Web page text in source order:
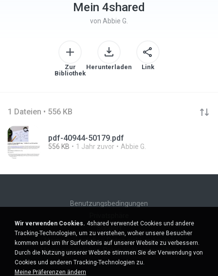
Mein 4shared
von Abbie G.
Zur
Bibliothek
Herunterladen Link
1 Dateien • 556 KB
pdf-40944-50179.pdf
556 KB 1 Jahr zuvor Abbie G.
Benutzungsbedingungen
Support
Meine persönlichen Daten nicht verkaufen
Meine persönlichen Daten nicht weitergeben
Wir verwenden Cookies. 4shared verwendet Cookies und andere
Tracking-Technologien, um zu verstehen, woher unsere Besucher
kommen und um Ihr Surferlebnis auf unserer Website zu verbessern.
Durch die Nutzung unserer Website stimmen Sie der Verwendung von
Cookies und anderen Tracking-Technologien zu.
Meine Präferenzen ändern